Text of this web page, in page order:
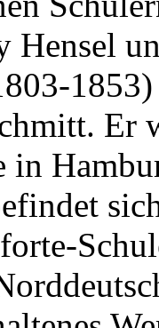
Hensel
Er
in